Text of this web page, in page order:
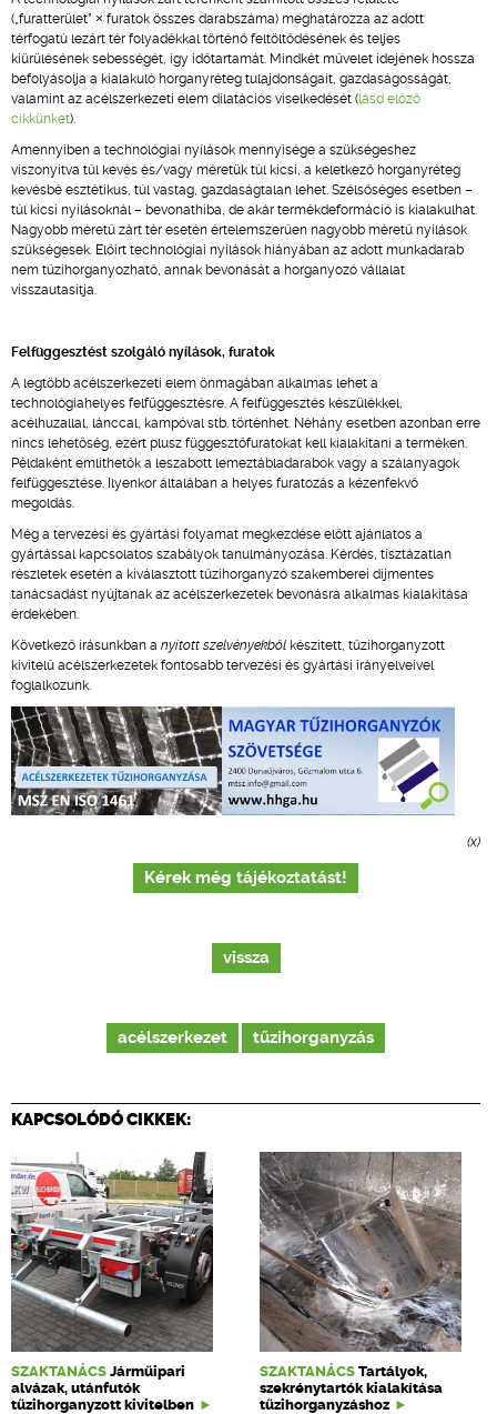
(„furatterület” × furatok összes darabszáma) meghatározza az adott
térfogatú lezárt tér folyadékkal történő feltöltődésének és teljes
kiürülésének sebességét, így időtartamát. Mindkét művelet idejének hossza
befolyásolja a kialakuló horganyréteg tulajdonságait, gazdaságosságát,
valamint az acélszerkezeti elem dilatációs viselkedését (lásd előző
cikkünket).
Amennyiben a technológiai nyílások mennyisége a szükségeshez
viszonyítva túl kevés és/vagy méretük túl kicsi, a keletkező horganyréteg
kevésbé esztétikus, túl vastag, gazdaságtalan lehet. Szélsőséges esetben –
túl kicsi nyílásoknál – bevonathiba, de akár termékdeformáció is kialakulhat.
Nagyobb méretű zárt tér esetén értelemszerűen nagyobb méretű nyílások
szükségesek. Előírt technológiai nyílások hiányában az adott munkadarab
nem tűzihorganyozható, annak bevonását a horganyozó vállalat
visszautasítja.
Felfüggesztést szolgáló nyílások, furatok
A legtöbb acélszerkezeti elem önmagában alkalmas lehet a
technológiahelyes felfüggesztésre. A felfüggesztés készülékkel,
acélhuzallal, lánccal, kampóval stb. történhet. Néhány esetben azonban erre
nincs lehetőség, ezért plusz függesztőfuratokat kell kialakítani a terméken.
Példaként említhetők a leszabott lemeztábladarabok vagy a szálanyagok
felfüggesztése. Ilyenkor általában a helyes furatozás a kézenfekvő
megoldás.
Még a tervezési és gyártási folyamat megkezdése előtt ajánlatos a
gyártással kapcsolatos szabályok tanulmányozása. Kérdés, tisztázatlan
részletek esetén a kiválasztott tűzihorganyzó szakemberei díjmentes
tanácsadást nyújtanak az acélszerkezetek bevonásra alkalmas kialakítása
érdekében.
Következő írásunkban a nyitott szelvényekből készített, tűzihorganyzott
kivitelű acélszerkezetek fontosabb tervezési és gyártási irányelveivel
foglalkozunk.
(x)
Kérek még tájékoztatást!
vissza
acélszerkezet tűzihorganyzás
KAPCSOLÓDÓ CIKKEK:
SZAKTANÁCS Járműipari
alvázak, utánfutók
tűzihorganyzott kivitelben
SZAKTANÁCS Tartályok,
szekrénytartók kialakítása
tűzihorganyzáshoz